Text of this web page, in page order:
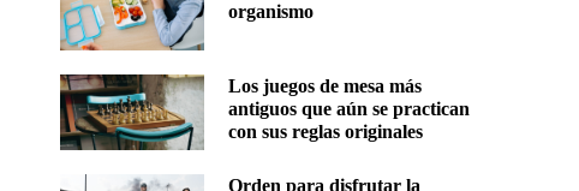
organismo
Los juegos de mesa más
antiguos que aún se practican
con sus reglas originales
Orden para disfrutar la